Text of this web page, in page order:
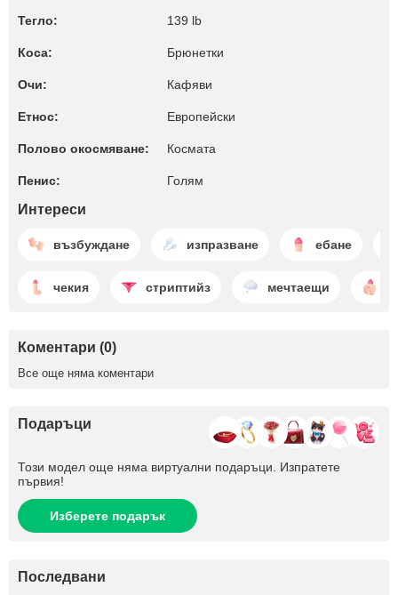
Тегло: 139 lb
Коса: Брюнетки
Очи: Кафяви
Етнос: Европейски
Полово окосмяване: Космата
Пенис: Голям
Интереси
възбуждане изпразване ебане
чекия стриптийз мечтаещи
Коментари (0)
Все още няма коментари
Подаръци
Този модел още няма виртуални подаръци. Изпратете
първия!
Изберете подарък
Последвани